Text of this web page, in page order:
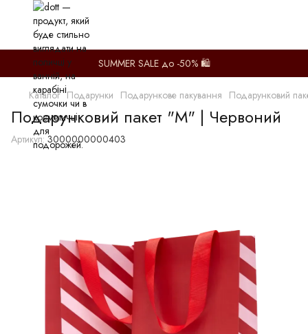
SUMMER SALE до -50% 🛍️
Каталог Подарунки Подарункове пакування Подарунковий
Подарунковий пакет "M" | Червоний
Артикул: 3000000000403